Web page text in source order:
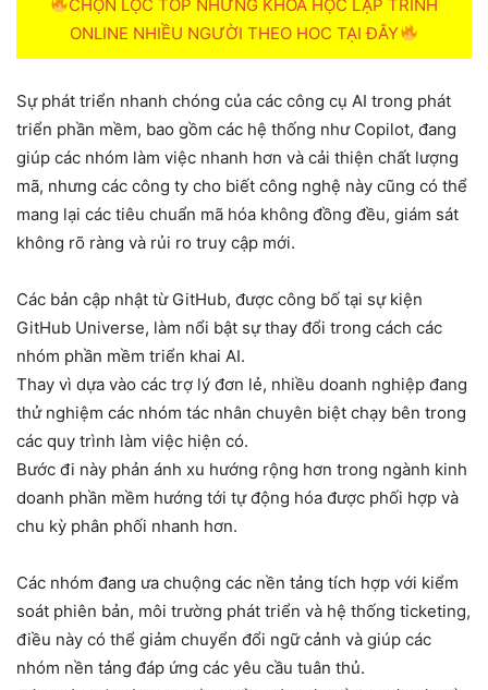
CHỌN LỌC TOP NHỮNG KHOÁ HỌC LẬP TRÌNH
ONLINE NHIỀU NGƯỜI THEO HOC TẠI ĐÂY
Sự phát triển nhanh chóng của các công cụ AI trong phát
triển phần mềm, bao gồm các hệ thống như Copilot, đang
giúp các nhóm làm việc nhanh hơn và cải thiện chất lượng
mã, nhưng các công ty cho biết công nghệ này cũng có thể
mang lại các tiêu chuẩn mã hóa không đồng đều, giám sát
không rõ ràng và rủi ro truy cập mới.
Các bản cập nhật từ GitHub, được công bố tại sự kiện
GitHub Universe, làm nổi bật sự thay đổi trong cách các
nhóm phần mềm triển khai AI.
Thay vì dựa vào các trợ lý đơn lẻ, nhiều doanh nghiệp đang
thử nghiệm các nhóm tác nhân chuyên biệt chạy bên trong
các quy trình làm việc hiện có.
Bước đi này phản ánh xu hướng rộng hơn trong ngành kinh
doanh phần mềm hướng tới tự động hóa được phối hợp và
chu kỳ phân phối nhanh hơn.
Các nhóm đang ưa chuộng các nền tảng tích hợp với kiểm
soát phiên bản, môi trường phát triển và hệ thống ticketing,
điều này có thể giảm chuyển đổi ngữ cảnh và giúp các
nhóm nền tảng đáp ứng các yêu cầu tuân thủ.